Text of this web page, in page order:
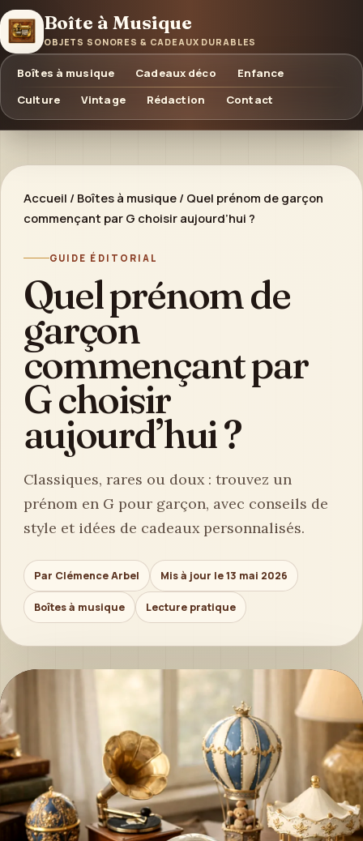
Boîte à Musique
OBJETS SONORES & CADEAUX DURABLES
Boîtes à musique Cadeaux déco
Enfance
Culture
Vintage Rédaction Contact
Accueil / Boîtes à musique / Quel prénom de garçon
commençant par G choisir aujourd’hui ?
GUIDE ÉDITORIAL
Quel prénom de
garçon
commençant par
G choisir
aujourd’hui ?
Classiques, rares ou doux : trouvez un
prénom en G pour garçon, avec conseils de
style et idées de cadeaux personnalisés.
Par Clémence Arbel Mis à jour le 13 mai 2026
Boîtes à musique Lecture pratique